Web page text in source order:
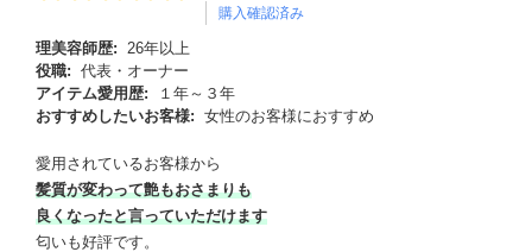
購入確認済み
理美容師歴:
26年以上
役職: 代表・オーナー
アイテム愛用歴:
１年～３年
おすすめしたいお客様: 女性のお客様におすすめ
愛用されているお客様から
髪質が変わって艶もおさまりも
良くなったと言っていただけます
匂いも好評です。